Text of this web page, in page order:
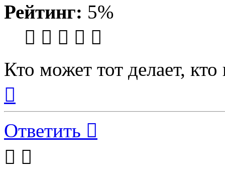
Рейтинг: 5%
Кто может тот делает,
началу
Ответить